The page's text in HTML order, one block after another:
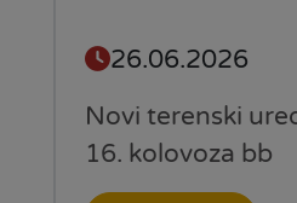
26.06.2026
Novi terenski
16. kolovoza bb